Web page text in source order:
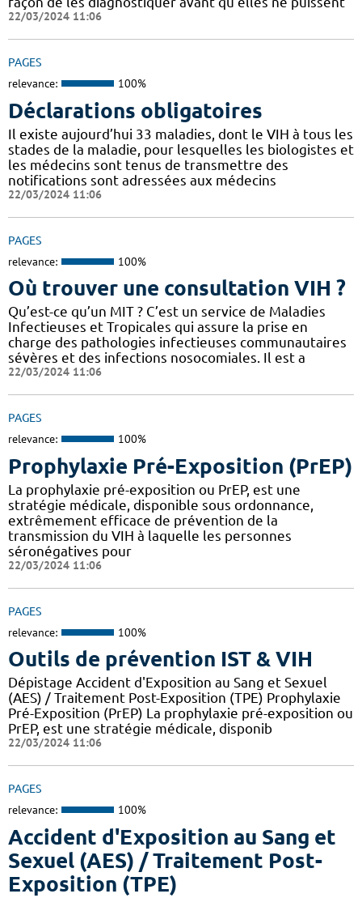
22/03/2024 11:06
PAGES
relevance: 100%
Déclarations obligatoires
Il existe aujourd’hui 33 maladies, dont le VIH à tous les
stades de la maladie, pour lesquelles les biologistes et
les médecins sont tenus de transmettre des
notifications sont adressées aux médecins
22/03/2024 11:06
PAGES
relevance: 100%
Où trouver une consultation VIH ?
Qu’est-ce qu’un MIT ? C’est un service de Maladies
Infectieuses et Tropicales qui assure la prise en
charge des pathologies infectieuses communautaires
sévères et des infections nosocomiales. Il est a
22/03/2024 11:06
PAGES
relevance: 100%
Prophylaxie Pré-Exposition (PrEP)
La prophylaxie pré-exposition ou PrEP, est une
stratégie médicale, disponible sous ordonnance,
extrêmement efficace de prévention de la
transmission du VIH à laquelle les personnes
séronégatives pour
22/03/2024 11:06
PAGES
relevance: 100%
Outils de prévention IST & VIH
Dépistage Accident d'Exposition au Sang et Sexuel
(AES) / Traitement Post-Exposition (TPE) Prophylaxie
Pré-Exposition (PrEP) La prophylaxie pré-exposition ou
PrEP, est une stratégie médicale, disponib
22/03/2024 11:06
PAGES
relevance: 100%
Accident d'Exposition au Sang et
Sexuel (AES) / Traitement Post-
Exposition (TPE)